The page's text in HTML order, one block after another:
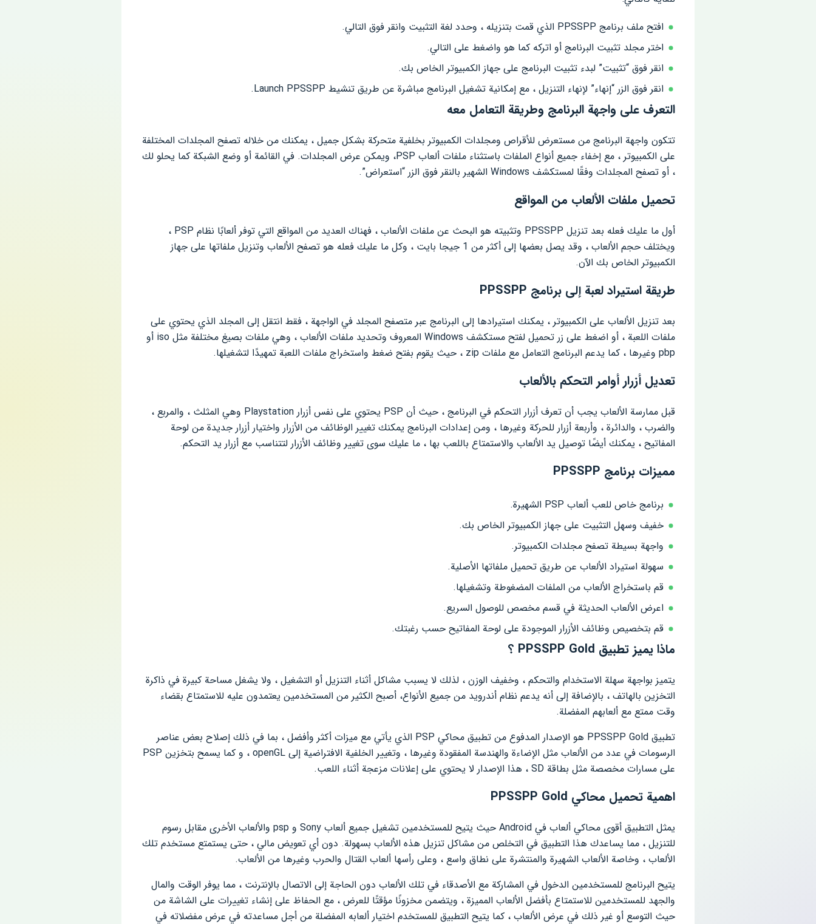
افتح ملف برنامج PPSSPP الذي قمت بتنزيله ، وحدد لغة التثبيت وانقر فوق التالي.
اختر مجلد تثبيت البرنامج أو اتركه كما هو واضغط على التالي.
انقر فوق “تثبيت” لبدء تثبيت البرنامج على جهاز الكمبيوتر الخاص بك.
انقر فوق الزر “إنهاء” لإنهاء التنزيل ، مع إمكانية تشغيل البرنامج مباشرة عن طريق تنشيط Launch PPSSPP.
التعرف على واجهة البرنامج وطريقة التعامل معه
تتكون واجهة البرنامج من مستعرض للأقراص ومجلدات الكمبيوتر بخلفية متحركة بشكل جميل ، يمكنك من خلاله تصفح المجلدات المختلفة
على الكمبيوتر ، مع إخفاء جميع أنواع الملفات باستثناء ملفات ألعاب PSP، ويمكن عرض المجلدات. في القائمة أو وضع الشبكة كما يحلو لك
، أو تصفح المجلدات وفقًا لمستكشف Windows الشهير بالنقر فوق الزر “استعراض”.
تحميل ملفات الألعاب من المواقع
أول ما عليك فعله بعد تنزيل PPSSPP وتثبيته هو البحث عن ملفات الألعاب ، فهناك العديد من المواقع التي توفر ألعابًا نظام PSP ،
ويختلف حجم الألعاب ، وقد يصل بعضها إلى أكثر من 1 جيجا بايت ، وكل ما عليك فعله هو تصفح الألعاب وتنزيل ملفاتها على جهاز
الكمبيوتر الخاص بك الآن.
طريقة استيراد لعبة إلى برنامج PPSSPP
بعد تنزيل الألعاب على الكمبيوتر ، يمكنك استيرادها إلى البرنامج عبر متصفح المجلد في الواجهة ، فقط انتقل إلى المجلد الذي يحتوي على
ملفات اللعبة ، أو اضغط على زر تحميل لفتح مستكشف Windows المعروف وتحديد ملفات الألعاب ، وهي ملفات بصيغ مختلفة مثل iso أو
pbp وغيرها ، كما يدعم البرنامج التعامل مع ملفات zip ، حيث يقوم بفتح ضغط واستخراج ملفات اللعبة تمهيدًا لتشغيلها.
تعديل أزرار أوامر التحكم بالألعاب
قبل ممارسة الألعاب يجب أن تعرف أزرار التحكم في البرنامج ، حيث أن PSP يحتوي على نفس أزرار Playstation وهي المثلث ، والمربع ،
والضرب ، والدائرة ، وأربعة أزرار للحركة وغيرها ، ومن إعدادات البرنامج يمكنك تغيير الوظائف من الأزرار واختيار أزرار جديدة من لوحة
المفاتيح ، يمكنك أيضًا توصيل يد الألعاب والاستمتاع باللعب بها ، ما عليك سوى تغيير وظائف الأزرار لتتناسب مع أزرار يد التحكم.
مميزات برنامج PPSSPP
برنامج خاص للعب ألعاب PSP الشهيرة.
خفيف وسهل التثبيت على جهاز الكمبيوتر الخاص بك.
واجهة بسيطة تصفح مجلدات الكمبيوتر.
سهولة استيراد الألعاب عن طريق تحميل ملفاتها الأصلية.
قم باستخراج الألعاب من الملفات المضغوطة وتشغيلها.
اعرض الألعاب الحديثة في قسم مخصص للوصول السريع.
قم بتخصيص وظائف الأزرار الموجودة على لوحة المفاتيح حسب رغبتك.
ماذا يميز تطبيق PPSSPP Gold ؟
يتميز بواجهة سهلة الاستخدام والتحكم ، وخفيف الوزن ، لذلك لا يسبب مشاكل أثناء التنزيل أو التشغيل ، ولا يشغل مساحة كبيرة في ذاكرة
التخزين بالهاتف ، بالإضافة إلى أنه يدعم نظام أندرويد من جميع الأنواع، أصبح الكثير من المستخدمين يعتمدون عليه للاستمتاع بقضاء
وقت ممتع مع ألعابهم المفضلة.
تطبيق PPSSPP Gold هو الإصدار المدفوع من تطبيق محاكي PSP الذي يأتي مع ميزات أكثر وأفضل ، بما في ذلك إصلاح بعض عناصر
الرسومات في عدد من الألعاب مثل الإضاءة والهندسة المفقودة وغيرها ، وتغيير الخلفية الافتراضية إلى openGL ، و كما يسمح بتخزين PSP
على مسارات مخصصة مثل بطاقة SD ، هذا الإصدار لا يحتوي على إعلانات مزعجة أثناء اللعب.
اهمية تحميل محاكي PPSSPP Gold
يمثل التطبيق أقوى محاكي ألعاب في Android حيث يتيح للمستخدمين تشغيل جميع ألعاب Sony و psp والألعاب الأخرى مقابل رسوم
للتنزيل ، مما يساعدك هذا التطبيق في التخلص من مشاكل تنزيل هذه الألعاب بسهولة. دون أي تعويض مالي ، حتى يستمتع مستخدم تلك
الألعاب ، وخاصة الألعاب الشهيرة والمنتشرة على نطاق واسع ، وعلى رأسها ألعاب القتال والحرب وغيرها من الألعاب.
يتيح البرنامج للمستخدمين الدخول في المشاركة مع الأصدقاء في تلك الألعاب دون الحاجة إلى الاتصال بالإنترنت ، مما يوفر الوقت والمال
والجهد للمستخدمين للاستمتاع بأفضل الألعاب المميزة ، ويتضمن مخزونًا مؤقتًا للعرض ، مع الحفاظ على إنشاء تغييرات على الشاشة من
حيث التوسع أو غير ذلك في عرض الألعاب ، كما يتيح التطبيق للمستخدم اختيار ألعابه المفضلة من أجل مساعدته في عرض مفضلاته في